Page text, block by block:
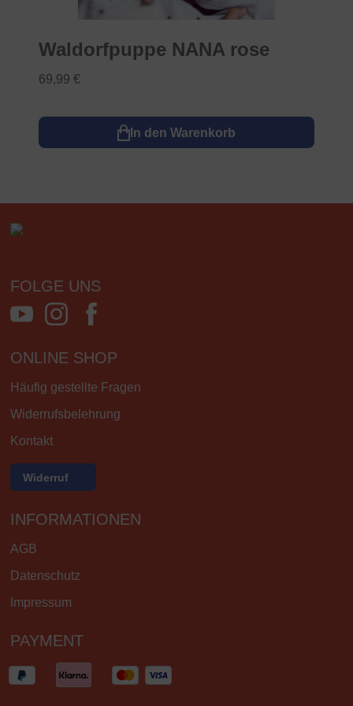
Waldorfpuppe NANA rose
69,99 €
In den Warenkorb
FOLGE UNS
ONLINE SHOP
Häufig gestellte Fragen
Widerrufsbelehrung
Kontakt
Widerruf
INFORMATIONEN
AGB
Datenschutz
Impressum
PAYMENT